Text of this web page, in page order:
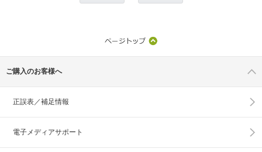
ご購入のお客様へ
正誤表／補足情報
電子メディアサポート